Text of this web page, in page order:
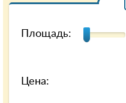
Площадь:
Цена: